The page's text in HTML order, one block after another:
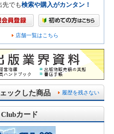
先でも検索や購入がカンタン！
店舗一覧はこちら
履歴を残さない
ックした商品
カード